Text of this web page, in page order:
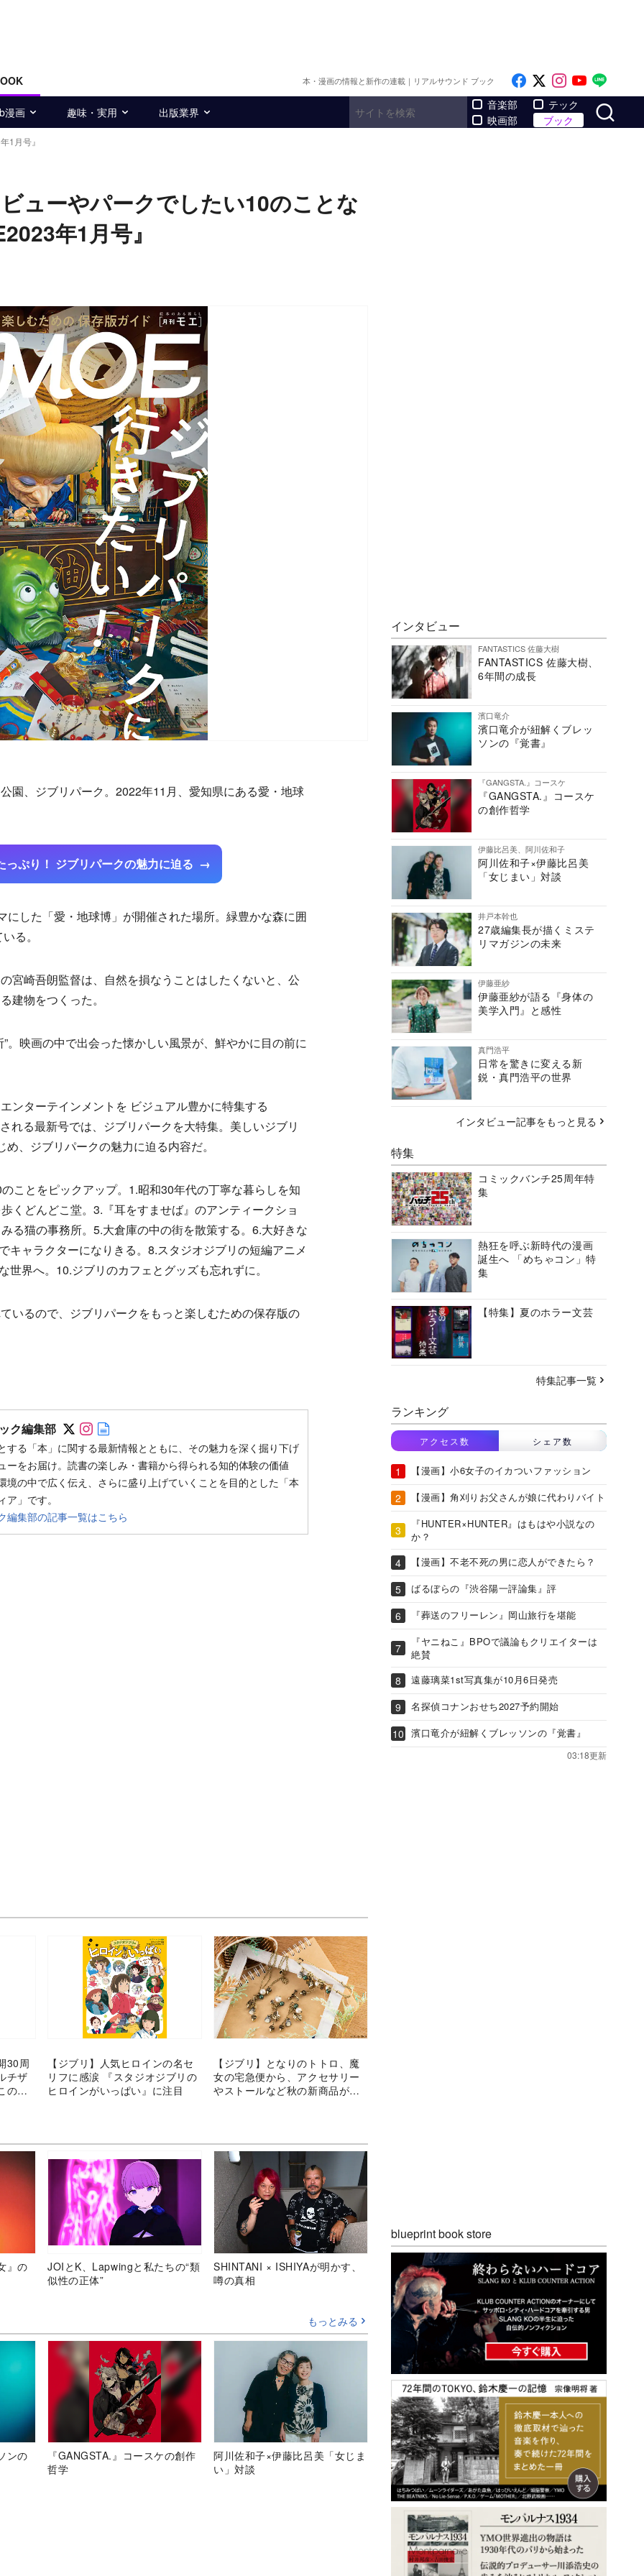
本・漫画の情報と新作の連載｜リアルサウンド ブック Like on Facebook
Follow on x
Follow on
Follow
漫画 趣味・実用 出版業界
音楽部
映画部
テック
ブック
1月号』
ューやパークでしたい10のことな
年1月号』
、ジブリパーク。2022年11月、愛知県にある愛・地球
っぷり！ ジブリパークの魅力に迫る
した「愛・地球博」が開催された場所。緑豊かな森に囲
る。
崎吾朗監督は、自然を損なうことはしたくないと、公
建物をつくった。
映画の中で出会った懐かしい風景が、鮮やかに目の前に
ターテインメントを ビジュアル豊かに特集する
れる最新号では、ジブリパークを大特集。美しいジブリ
、ジブリパークの魅力に迫る内容だ。
とをピックアップ。1.昭和30年代の丁寧な暮らしを知
くどんどこ堂。3.『耳をすませば』のアンティークショ
る猫の事務所。5.大倉庫の中の街を散策する。6.大好きな
キャラクターになりきる。8.スタジオジブリの短編アニメ
界へ。10.ジブリのカフェとグッズも忘れずに。
るので、ジブリパークをもっと楽しむための保存版の
ク編集部 Follow on SNS
Follow on SNS
する「本」に関する最新情報とともに、その魅力を深く掘り下げ
ーをお届け。読書の楽しみ・書籍から得られる知的体験の価値
境の中で広く伝え、さらに盛り上げていくことを目的とした「本
」です。
編集部の記事一覧はこちら
30周
チザ
の秋
【ジブリ】人気ヒロインの名セ
リフに感涙 『スタジオジブリの
ヒロインがいっぱい』に注目
【ジブリ】となりのトトロ、魔
女の宅急便から、アクセサリー
やストールなど秋の新商品が登
』の
JOIとK、Lapwingと私たちの“類
似性の正体”
SHINTANI × ISHIYAが明かす、
噂の真相
もっとみる
ンの
『GANGSTA.』コースケの創作
哲学
阿川佐和子×伊藤比呂美「女じま
い」対談
インタビュー
FANTASTICS 佐藤大樹
FANTASTICS 佐藤大樹、
6年間の成長
濱口竜介
濱口竜介が紐解くブレッ
ソンの『覚書』
『GANGSTA.』コースケ
『GANGSTA.』コースケ
の創作哲学
伊藤比呂美、阿川佐和子
阿川佐和子×伊藤比呂美
「女じまい」対談
井戸本幹也
27歳編集長が描くミステ
リマガジンの未来
伊藤亜紗
伊藤亜紗が語る『身体の
美学入門』と感性
真門浩平
日常を驚きに変える新
鋭・真門浩平の世界
インタビュー記事をもっと見る
特集
コミックバンチ25周年特
集
熱狂を呼ぶ新時代の漫画
誕生へ 「めちゃコン」特
集
【特集】夏のホラー文芸
特集記事一覧
ランキング
アクセス数 シェア数
【漫画】小6女子のイカついファッション
【漫画】角刈りお父さんが娘に代わりバイト
『HUNTER×HUNTER』はもはや小説なの
か？
【漫画】不老不死の男に恋人ができたら？
ばるぼらの『渋谷陽一評論集』評
『葬送のフリーレン』岡山旅行を堪能
『ヤニねこ』BPOで議論もクリエイターは
絶賛
遠藤璃菜1st写真集が10月6日発売
名探偵コナンおせち2027予約開始
濱口竜介が紐解くブレッソンの『覚書』
03:18更新
blueprint book store